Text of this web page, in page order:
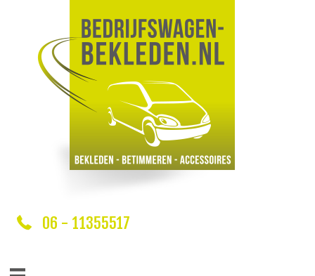
06 - 11355517